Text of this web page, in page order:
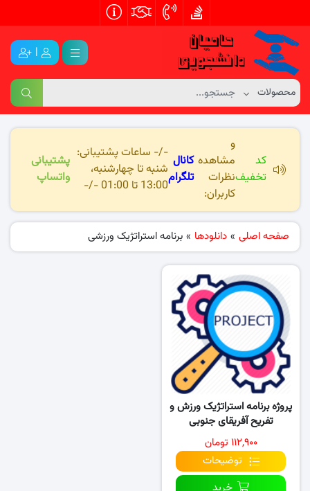
|
کد
تخفیف
و
مشاهده
نظرات
کاربران:
کانال
تلگرام
-/- ساعات پشتیبانی:
شنبه تا چهارشنبه،
13:00 تا 01:00 -/-
پشتیبانی
واتساپ
صفحه اصلی » دانلودها » برنامه استراتژیک ورزشی
پروژه برنامه استراتژیک ورزش و
تفریح آفریقای جنوبی
۱۱۲,۹۰۰ تومان
توضیحات